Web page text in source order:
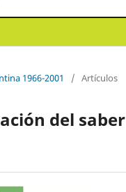
1966-2001 / Artículos
del saber